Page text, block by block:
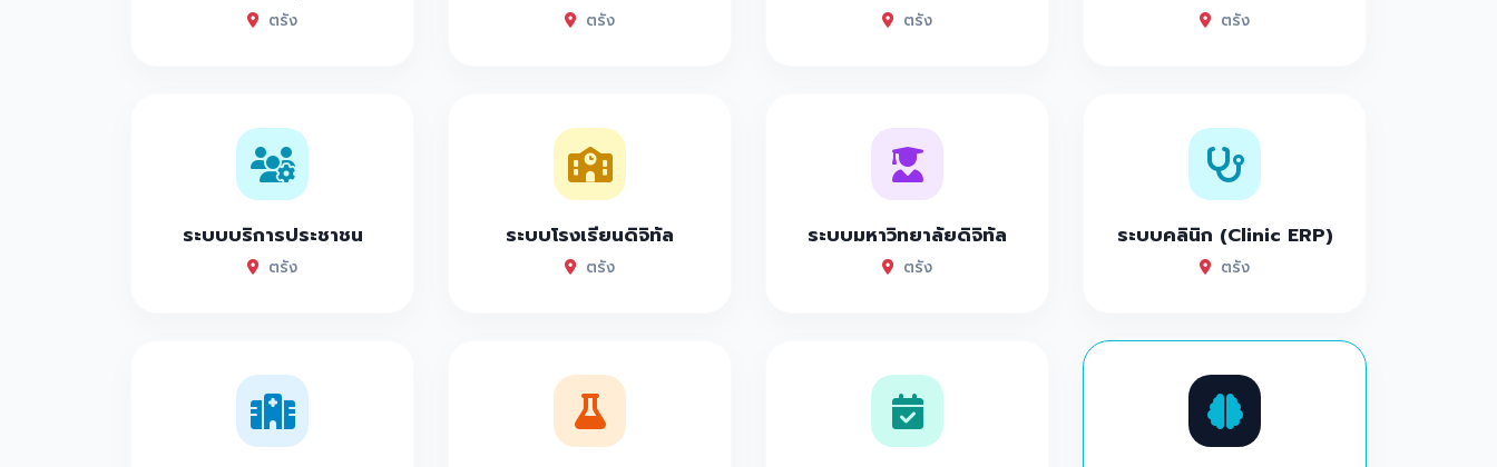
ตรัง ตรัง ตรัง ตรัง
ระบบบริการประชาชน
ตรัง
ระบบโรงเรียนดิจิทัล
ตรัง
ระบบมหาวิทยาลัยดิจิทัล
ตรัง
ระบบคลินิก (Clinic ERP)
ตรัง